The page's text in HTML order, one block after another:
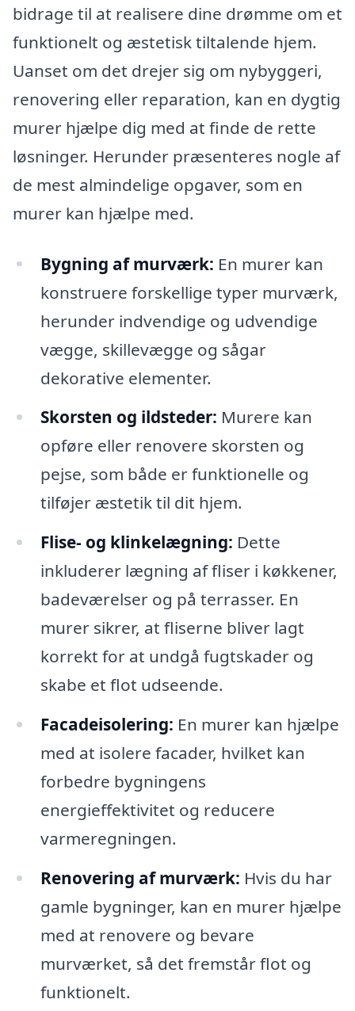
bidrage til at realisere dine drømme om et
funktionelt og æstetisk tiltalende hjem.
Uanset om det drejer sig om nybyggeri,
renovering eller reparation, kan en dygtig
murer hjælpe dig med at finde de rette
løsninger. Herunder præsenteres nogle af
de mest almindelige opgaver, som en
murer kan hjælpe med.
Bygning af murværk: En murer kan
konstruere forskellige typer murværk,
herunder indvendige og udvendige
vægge, skillevægge og sågar
dekorative elementer.
Skorsten og ildsteder: Murere kan
opføre eller renovere skorsten og
pejse, som både er funktionelle og
tilføjer æstetik til dit hjem.
Flise- og klinkelægning: Dette
inkluderer lægning af fliser i køkkener,
badeværelser og på terrasser. En
murer sikrer, at fliserne bliver lagt
korrekt for at undgå fugtskader og
skabe et flot udseende.
Facadeisolering: En murer kan hjælpe
med at isolere facader, hvilket kan
forbedre bygningens
energieffektivitet og reducere
varmeregningen.
Renovering af murværk: Hvis du har
gamle bygninger, kan en murer hjælpe
med at renovere og bevare
murværket, så det fremstår flot og
funktionelt.